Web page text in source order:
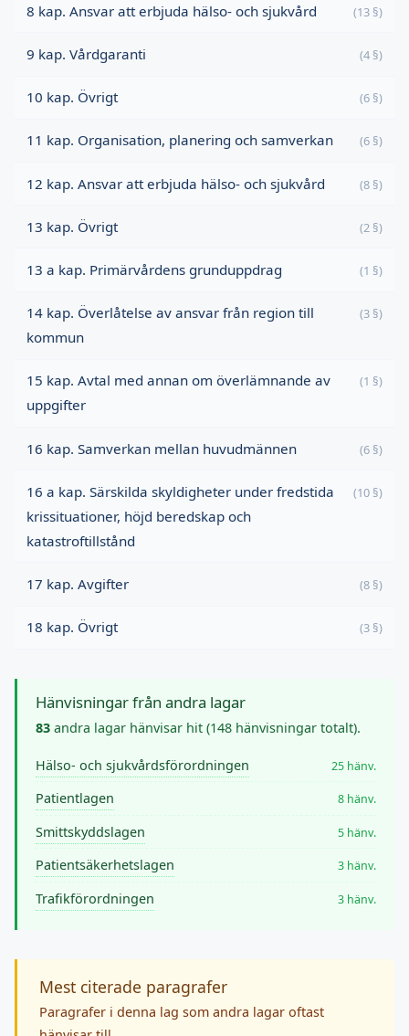
8 kap. Ansvar att erbjuda hälso- och sjukvård (13 §)
9 kap. Vårdgaranti (4 §)
10 kap. Övrigt (6 §)
11 kap. Organisation, planering och samverkan (6 §)
12 kap. Ansvar att erbjuda hälso- och sjukvård (8 §)
13 kap. Övrigt (2 §)
13 a kap. Primärvårdens grunduppdrag (1 §)
14 kap. Överlåtelse av ansvar från region till
kommun
(3 §)
15 kap. Avtal med annan om överlämnande av
uppgifter
(1 §)
16 kap. Samverkan mellan huvudmännen (6 §)
16 a kap. Särskilda skyldigheter under fredstida
krissituationer, höjd beredskap och
katastroftillstånd
(10 §)
17 kap. Avgifter (8 §)
18 kap. Övrigt (3 §)
Hänvisningar från andra lagar
83 andra lagar hänvisar hit (148 hänvisningar totalt).
Hälso- och sjukvårdsförordningen 25 hänv.
Patientlagen 8 hänv.
Smittskyddslagen 5 hänv.
Patientsäkerhetslagen 3 hänv.
Trafikförordningen 3 hänv.
Mest citerade paragrafer
Paragrafer i denna lag som andra lagar oftast